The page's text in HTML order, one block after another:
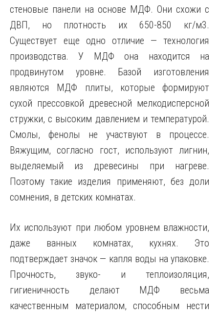
стеновые панели на основе МДФ. Они схожи с
ДВП, но плотность их 650-850 кг/м3.
Существует еще одно отличие — технология
производства. У МДФ она находится на
продвинутом уровне. Базой изготовления
являются МДФ плиты, которые формируют
сухой прессовкой древесной мелкодисперсной
стружки, с высоким давлением и температурой.
Смолы, фенолы не участвуют в процессе.
Вяжущим, согласно гост, используют лигнин,
выделяемый из древесины при нагреве.
Поэтому такие изделия применяют, без доли
сомнения, в детских комнатах.
Их используют при любом уровнем влажности,
даже ванных комнатах, кухнях. Это
подтверждает значок — капля воды на упаковке.
Прочность, звуко- и теплоизоляция,
гигиеничность делают МДФ весьма
качественным материалом, способным нести